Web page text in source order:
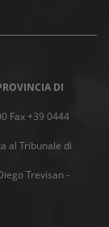
DI
Fax +39 0444
al Tribunale di
Trevisan -